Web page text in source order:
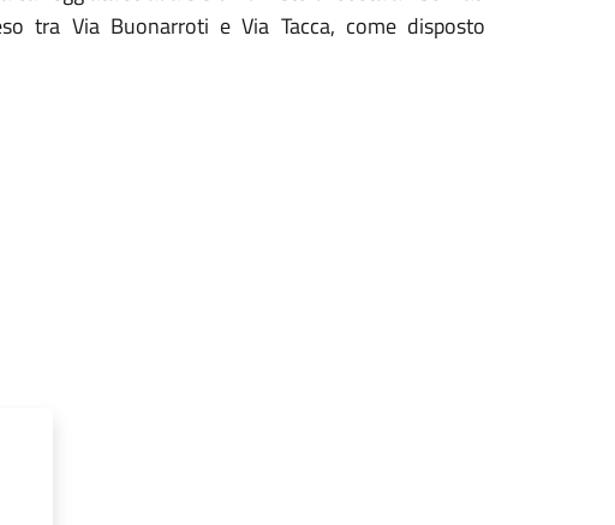
tra Via Buonarroti e Via Tacca, come disposto